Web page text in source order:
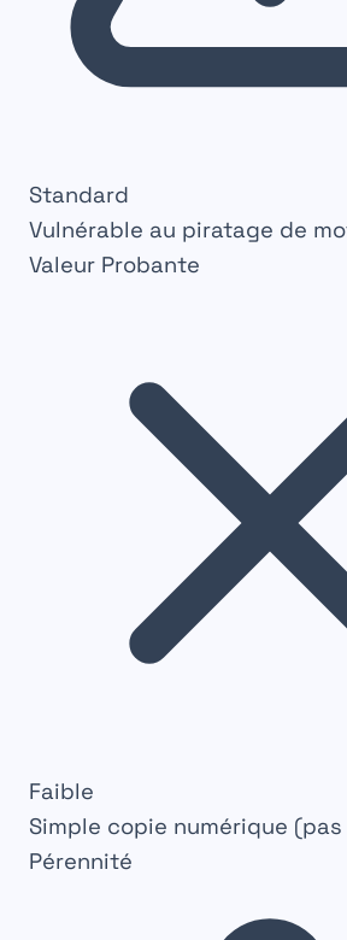
Standard
Vulnérable au piratage de
Valeur Probante
Faible
Simple copie numérique
Pérennité